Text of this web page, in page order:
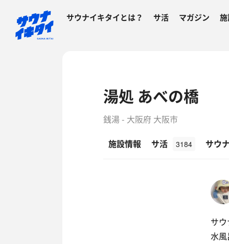
サウナイキタイとは？ サ活 マガジン
湯処 あべの橋
銭湯 - 大阪府 大阪市
施設情報
サ活 3184 サウ
サ
水